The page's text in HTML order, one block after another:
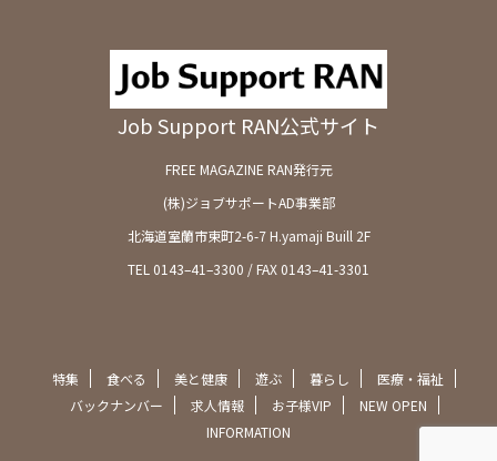
Job Support RAN公式サイト
FREE MAGAZINE RAN発行元
(株)ジョブサポートAD事業部
北海道室蘭市東町2-6-7 H.yamaji Buill 2F
TEL 0143–41–3300 / FAX 0143–41-3301
特集 食べる 美と健康 遊ぶ 暮らし
医療・福祉
バックナンバー
求人情報 お子様VIP
NEW OPEN
INFORMATION